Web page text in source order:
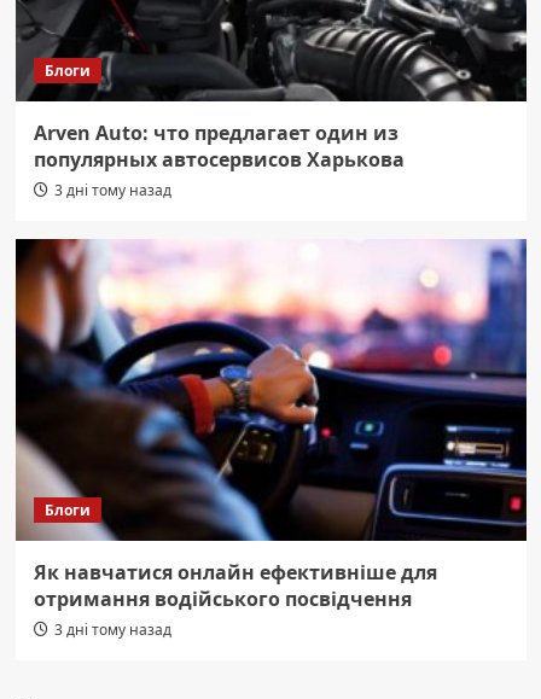
Блоги
Arven Auto: что предлагает один из
популярных автосервисов Харькова
3 дні тому назад
Блоги
Як навчатися онлайн ефективніше для
отримання водійського посвідчення
3 дні тому назад